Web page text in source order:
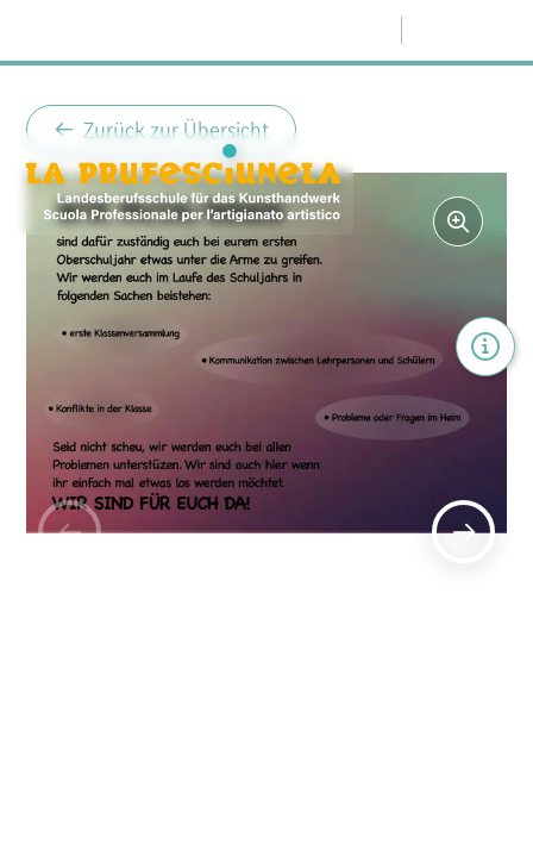
Zurück zur Übersicht